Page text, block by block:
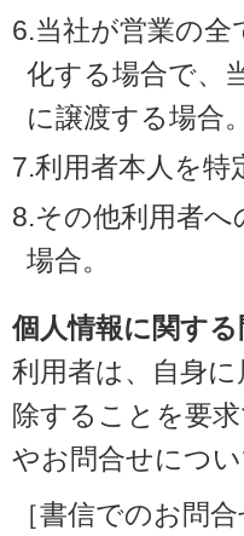
6.当社が営業の
化する場合で、
に譲渡する場合。
7.利用者本人を
8.その他利用者
場合。
個人情報に関する
利用者は、自身
除することを要
やお問合せにつ
［書信でのお問合